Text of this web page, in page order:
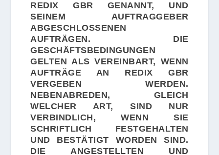
REDIX GBR GENANNT, UND
SEINEM AUFTRAGGEBER
ABGESCHLOSSENEN
AUFTRÄGEN. DIE
GESCHÄFTSBEDINGUNGEN
GELTEN ALS VEREINBART, WENN
AUFTRÄGE AN REDIX GBR
VERGEBEN WERDEN.
NEBENABREDEN, GLEICH
WELCHER ART, SIND NUR
VERBINDLICH, WENN SIE
SCHRIFTLICH FESTGEHALTEN
UND BESTÄTIGT WORDEN SIND.
DIE ANGESTELLTEN UND